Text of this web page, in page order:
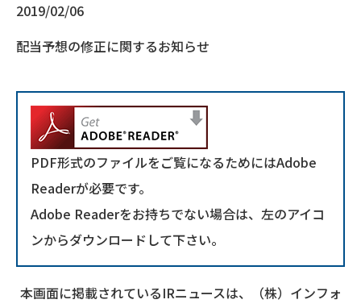
2019/02/06
配当予想の修正に関するお知らせ
PDF形式のファイルをご覧になるためにはAdobe
Readerが必要です。
Adobe Readerをお持ちでない場合は、左のアイコ
ンからダウンロードして下さい。
本画面に掲載されているIRニュースは、（株）インフォ